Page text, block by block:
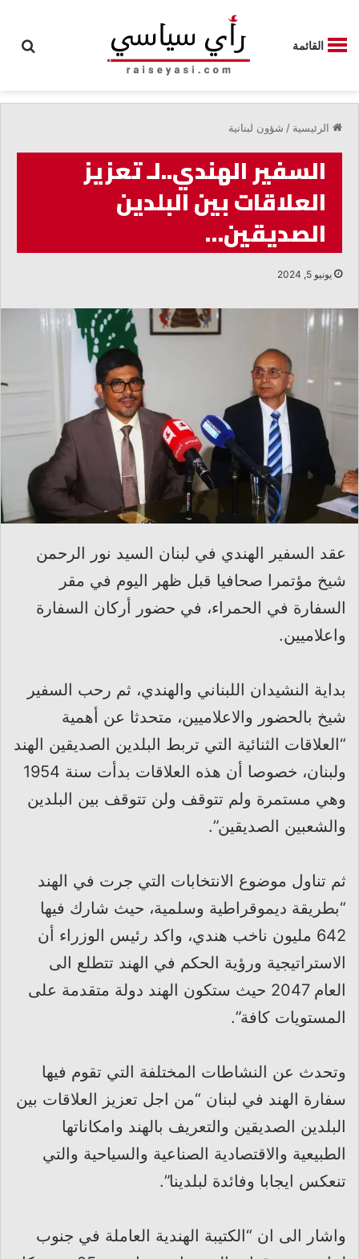
القائمة
الرئيسية / شؤون لبنانية
السفير الهندي..لـ تعزيز
العلاقات بين البلدين
الصديقين…
يونيو 5, 2024
عقد السفير الهندي في لبنان السيد نور الرحمن
شيخ مؤتمرا صحافيا قبل ظهر اليوم في مقر
السفارة في الحمراء، في حضور أركان السفارة
واعلاميين.
بداية النشيدان اللبناني والهندي، ثم رحب السفير
شيخ بالحضور والاعلاميين، متحدثا عن أهمية
“العلاقات الثنائية التي تربط البلدين الصديقين الهند
ولبنان، خصوصا أن هذه العلاقات بدأت سنة 1954
وهي مستمرة ولم تتوقف ولن تتوقف بين البلدين
والشعبين الصديقين”.
ثم تناول موضوع الانتخابات التي جرت في الهند
“بطريقة ديموقراطية وسلمية، حيث شارك فيها
642 مليون ناخب هندي، واكد رئيس الوزراء أن
الاستراتيجية ورؤية الحكم في الهند تتطلع الى
العام 2047 حيث ستكون الهند دولة متقدمة على
المستويات كافة”.
وتحدث عن النشاطات المختلفة التي تقوم فيها
سفارة الهند في لبنان “من اجل تعزيز العلاقات بين
البلدين الصديقين والتعريف بالهند وامكاناتها
الطبيعية والاقتصادية الصناعية والسياحية والتي
تنعكس ايجابا وفائدة لبلدينا”.
واشار الى ان “الكتيبة الهندية العاملة في جنوب